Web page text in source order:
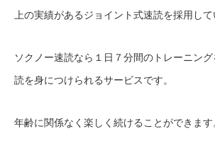
上の実績があるジョイント式速読を採用して
ソクノー速読なら１日７分間のトレーニン
読を身につけられるサービスです。
年齢に関係なく楽しく続けることができます